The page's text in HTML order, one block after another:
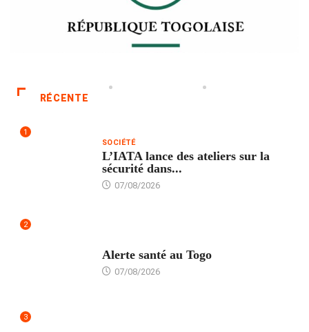
RÉCENTE
1
SOCIÉTÉ
L’IATA lance des ateliers sur la
sécurité dans...
07/08/2026
2
Alerte santé au Togo
07/08/2026
3